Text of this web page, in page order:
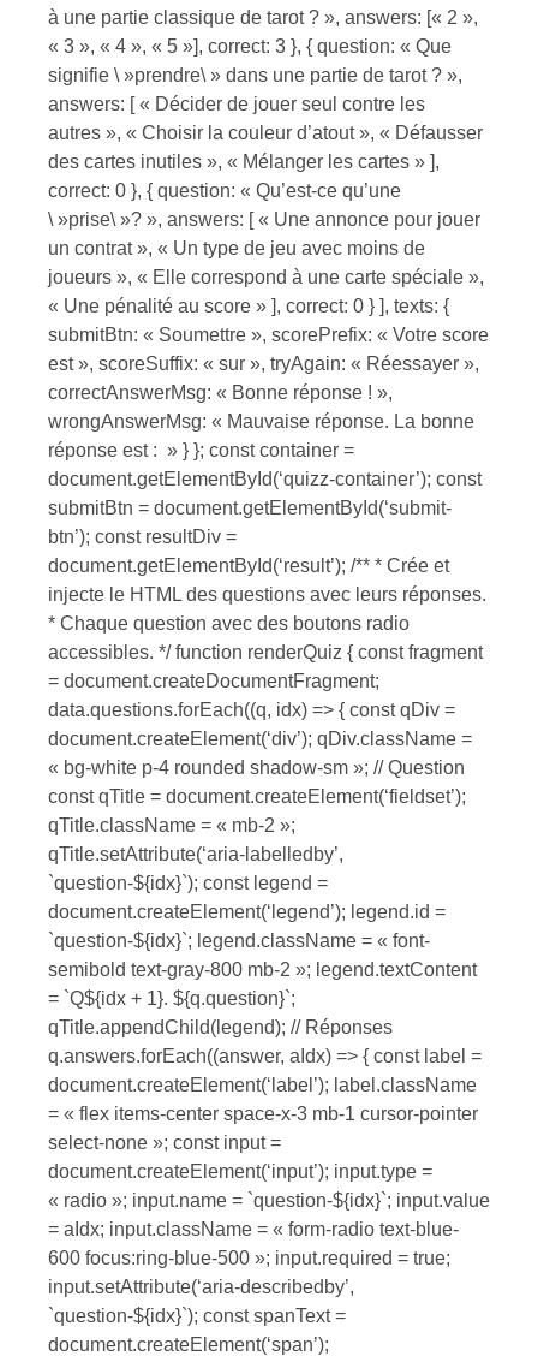
à une partie classique de tarot ? », answers: [« 2 »,
« 3 », « 4 », « 5 »], correct: 3 }, { question: « Que
signifie \ »prendre\ » dans une partie de tarot ? »,
answers: [ « Décider de jouer seul contre les
autres », « Choisir la couleur d’atout », « Défausser
des cartes inutiles », « Mélanger les cartes » ],
correct: 0 }, { question: « Qu’est-ce qu’une
\ »prise\ »? », answers: [ « Une annonce pour jouer
un contrat », « Un type de jeu avec moins de
joueurs », « Elle correspond à une carte spéciale »,
« Une pénalité au score » ], correct: 0 } ], texts: {
submitBtn: « Soumettre », scorePrefix: « Votre score
est », scoreSuffix: « sur », tryAgain: « Réessayer »,
correctAnswerMsg: « Bonne réponse ! »,
wrongAnswerMsg: « Mauvaise réponse. La bonne
réponse est : » } }; const container =
document.getElementById(‘quizz-container’); const
submitBtn = document.getElementById(‘submit-
btn’); const resultDiv =
document.getElementById(‘result’); /** * Crée et
injecte le HTML des questions avec leurs réponses.
* Chaque question avec des boutons radio
accessibles. */ function renderQuiz { const fragment
= document.createDocumentFragment;
data.questions.forEach((q, idx) => { const qDiv =
document.createElement(‘div’); qDiv.className =
« bg-white p-4 rounded shadow-sm »; // Question
const qTitle = document.createElement(‘fieldset’);
qTitle.className = « mb-2 »;
qTitle.setAttribute(‘aria-labelledby’,
`question-${idx}`); const legend =
document.createElement(‘legend’); legend.id =
`question-${idx}`; legend.className = « font-
semibold text-gray-800 mb-2 »; legend.textContent
= `Q${idx + 1}. ${q.question}`;
qTitle.appendChild(legend); // Réponses
q.answers.forEach((answer, aIdx) => { const label =
document.createElement(‘label’); label.className
= « flex items-center space-x-3 mb-1 cursor-pointer
select-none »; const input =
document.createElement(‘input’); input.type =
« radio »; input.name = `question-${idx}`; input.value
= aIdx; input.className = « form-radio text-blue-
600 focus:ring-blue-500 »; input.required = true;
input.setAttribute(‘aria-describedby’,
`question-${idx}`); const spanText =
document.createElement(‘span’);